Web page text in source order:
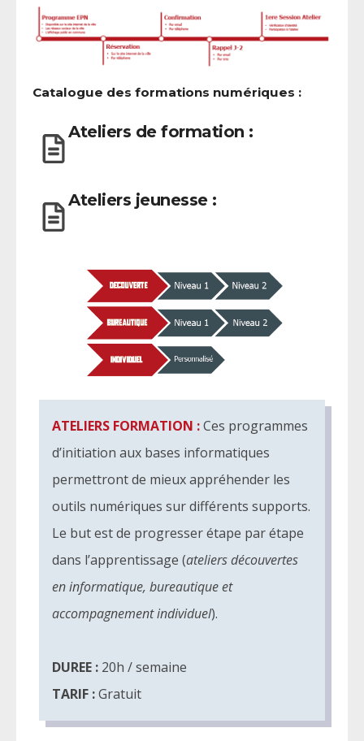
Catalogue des formations numériques :
Ateliers de formation :
Ateliers jeunesse :
ATELIERS FORMATION :Ces programmes
d’initiation aux bases informatiques
permettront de mieux appréhender les
outils numériques sur différents supports.
Le but est de progresser étape par étape
dans l’apprentissage (ateliers découvertes
en informatique, bureautique et
accompagnement individuel).
DUREE : 20h / semaine
TARIF :Gratuit